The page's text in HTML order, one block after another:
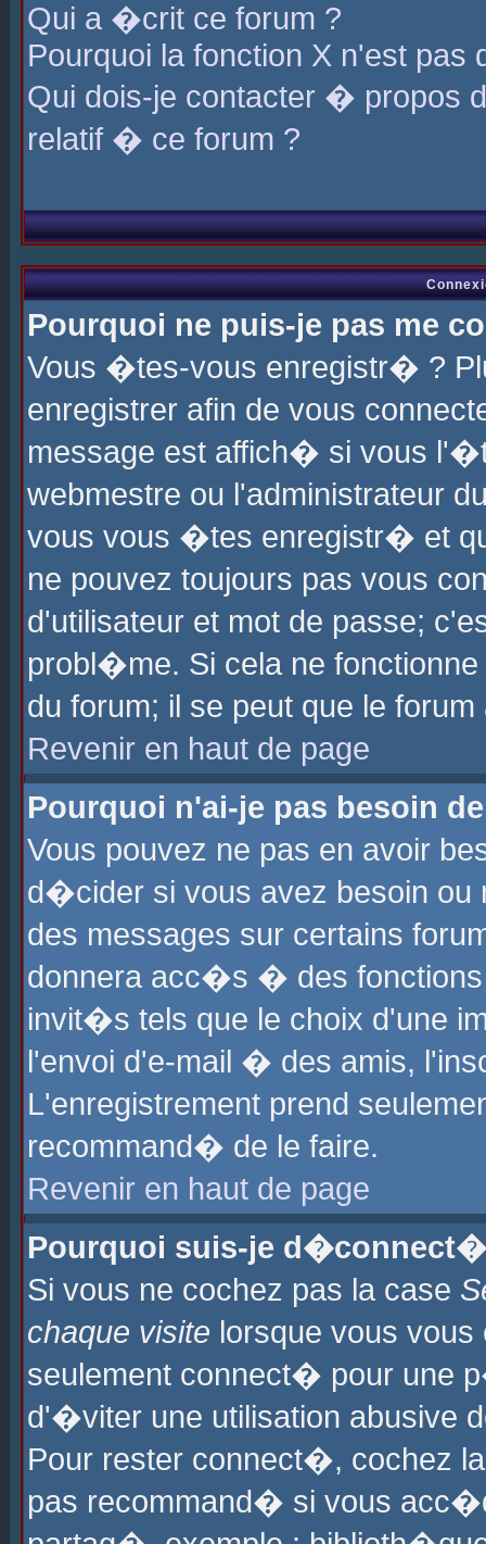
Qui a �crit ce forum ?
Pourquoi la fonction X n'est pas
Qui dois-je contacter � propos
relatif � ce forum ?
Pourquoi ne puis-je pas me
Vous �tes-vous enregistr� ?
enregistrer afin de vous
message est affich� si vous
webmestre ou l'administrateur
vous vous �tes enregistr� et
ne pouvez toujours pas vous
d'utilisateur et mot de passe;
probl�me. Si cela ne
du forum; il se peut que le
Revenir en haut de page
Pourquoi n'ai-je pas besoin
Vous pouvez ne pas en avoir
d�cider si vous avez besoin ou
des messages sur certains
donnera acc�s � des fonctions
invit�s tels que le choix d'une
l'envoi d'e-mail � des amis,
L'enregistrement prend
recommand� de le faire.
Revenir en haut de page
Pourquoi suis-je
Si vous ne cochez pas la case
chaque visite lorsque vous
seulement connect� pour une
d'�viter une utilisation abusive
Pour rester connect�, cochez
pas recommand� si vous